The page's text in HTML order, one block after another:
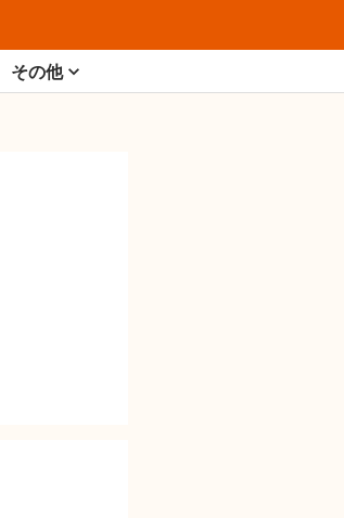
その他